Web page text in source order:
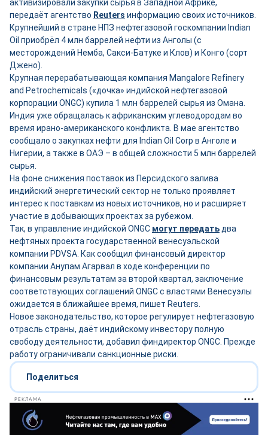
активизировали закупки сырья в Западной Африке,
передаёт агентство Reuters информацию своих источников.
Крупнейший в стране НПЗ нефтегазовой госкомпании Indian
Oil приобрёл 4 млн баррелей нефти из Анголы (с
месторождений Немба, Сакси-Батуке и Клов) и Конго (сорт
Джено).
Крупная перерабатывающая компания Mangalore Refinery
and Petrochemicals («дочка» индийской нефтегазовой
корпорации ONGC) купила 1 млн баррелей сырья из Омана.
Индия уже обращалась к африканским углеводородам во
время ирано-американского конфликта. В мае агентство
сообщало о закупках нефти для Indian Oil Corp в Анголе и
Нигерии, а также в ОАЭ – в общей сложности 5 млн баррелей
сырья.
На фоне снижения поставок из Персидского залива
индийский энергетический сектор не только проявляет
интерес к поставкам из новых источников, но и расширяет
участие в добывающих проектах за рубежом.
Так, в управление индийской ONGC могут передать два
нефтяных проекта государственной венесуэльской
компании PDVSA. Как сообщил финансовый директор
компании Анупам Агарвал в ходе конференции по
финансовым результатам за второй квартал, заключение
соответствующих соглашений ONGC с властями Венесуэлы
ожидается в ближайшее время, пишет Reuters.
Новое законодательство, которое регулирует нефтегазовую
отрасль страны, даёт индийскому инвестору полную
свободу деятельности, добавил финдиректор ONGC. Прежде
работу ограничивали санкционные риски.
Поделиться
РЕКЛАМА